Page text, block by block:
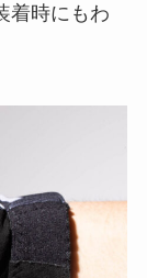
着時にもわ